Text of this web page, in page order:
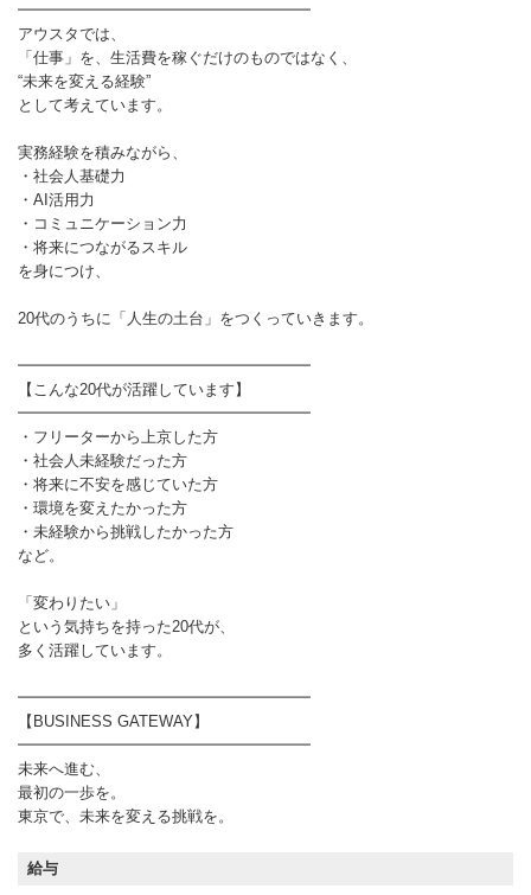
━━━━━━━━━━━━━━━━━━━
アウスタでは、
「仕事」を、生活費を稼ぐだけのものではなく、
“未来を変える経験”
として考えています。
実務経験を積みながら、
・社会人基礎力
・AI活用力
・コミュニケーション力
・将来につながるスキル
を身につけ、
20代のうちに「人生の土台」をつくっていきます。
━━━━━━━━━━━━━━━━━━━
【こんな20代が活躍しています】
━━━━━━━━━━━━━━━━━━━
・フリーターから上京した方
・社会人未経験だった方
・将来に不安を感じていた方
・環境を変えたかった方
・未経験から挑戦したかった方
など。
「変わりたい」
という気持ちを持った20代が、
多く活躍しています。
━━━━━━━━━━━━━━━━━━━
【BUSINESS GATEWAY】
━━━━━━━━━━━━━━━━━━━
未来へ進む、
最初の一歩を。
東京で、未来を変える挑戦を。
給与